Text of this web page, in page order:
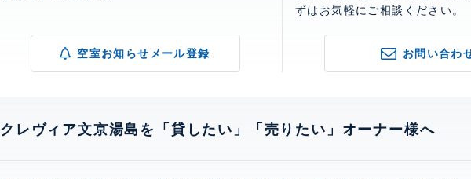
空室お知らせメール登録
ずはお気軽にご相談ください。
お問い合わ
クレヴィア文京湯島を「貸したい」「売りたい」オーナー様へ